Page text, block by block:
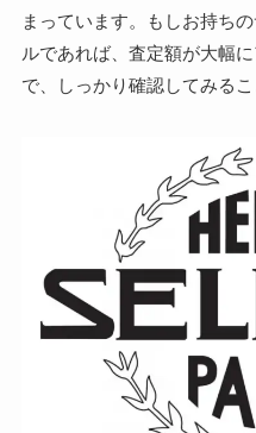
まっています。もしお持ち
ルであれば、査定額が大幅
で、しっかり確認してみるこ